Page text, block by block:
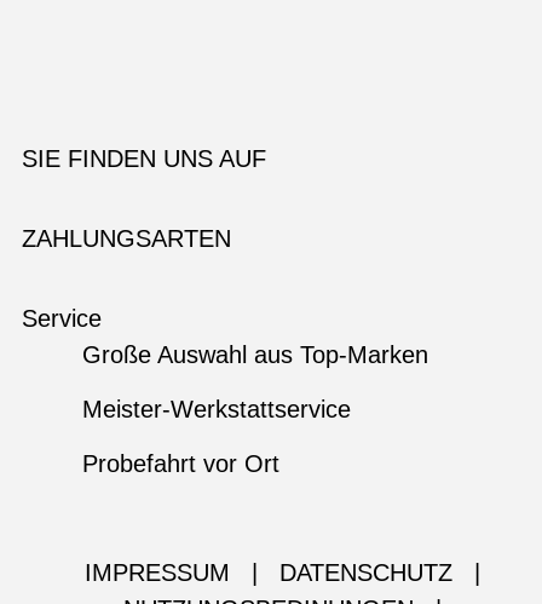
SIE FINDEN UNS AUF
ZAHLUNGSARTEN
Service
Große Auswahl aus Top-Marken
Meister-Werkstattservice
Probefahrt vor Ort
IMPRESSUM DATENSCHUTZ